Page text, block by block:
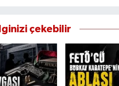
çekebilir